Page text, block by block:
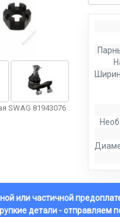
SWAG 81943076
или частичной
детали - отправляем